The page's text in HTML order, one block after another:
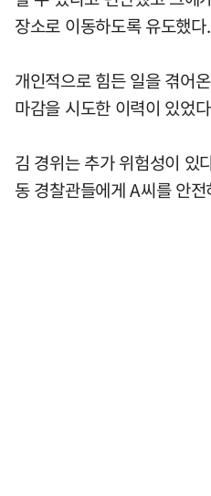
장소로 이동하도록 유도했다.
개인적으로 힘든 일을 겪어
마감을 시도한 이력이 있었
김 경위는 추가 위험성이 있
동 경찰관들에게 A씨를 안